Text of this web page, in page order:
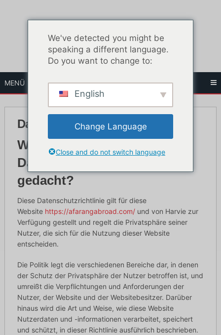
MENÜ
Datenschutzbestimmungen
Wofür ist diese
Datenschutzrichtlinie
gedacht?
Diese Datenschutzrichtlinie gilt für diese
Website https://afarangabroad.com/und von Harvie zur
Verfügung gestellt und regelt die Privatsphäre seiner
Nutzer, die sich für die Nutzung dieser Website
entscheiden.
Die Politik legt die verschiedenen Bereiche dar, in denen
der Schutz der Privatsphäre der Nutzer betroffen ist, und
umreißt die Verpflichtungen und Anforderungen der
Nutzer, der Website und der Websitebesitzer. Darüber
hinaus wird die Art und Weise, wie diese Website
Nutzerdaten und -informationen verarbeitet, speichert
und schützt, in dieser Richtlinie ausführlich beschrieben.
We've detected you might be
speaking a different language.
Do you want to change to:
English
Change Language
Close and do not switch language